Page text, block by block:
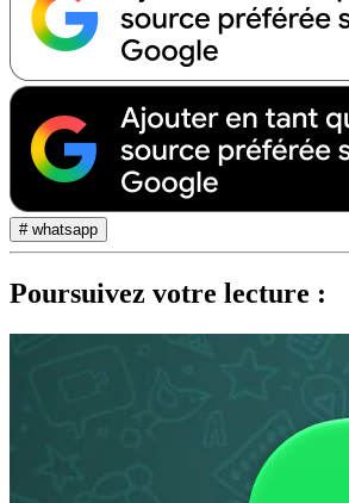
# whatsapp
Poursuivez votre lecture :